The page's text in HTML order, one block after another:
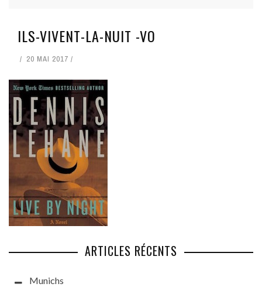
ILS-VIVENT-LA-NUIT -VO
20 MAI 2017
ARTICLES RÉCENTS
Munichs